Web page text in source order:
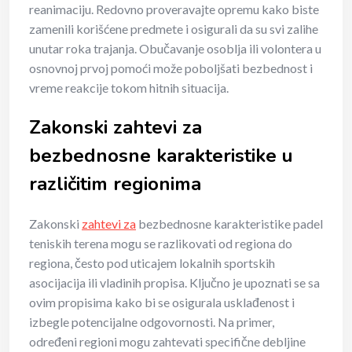
reanimaciju. Redovno proveravajte opremu kako biste
zamenili korišćene predmete i osigurali da su svi zalihe
unutar roka trajanja. Obučavanje osoblja ili volontera u
osnovnoj prvoj pomoći može poboljšati bezbednost i
vreme reakcije tokom hitnih situacija.
Zakonski zahtevi za
bezbednosne karakteristike u
različitim regionima
Zakonski zahtevi za bezbednosne karakteristike padel
teniskih terena mogu se razlikovati od regiona do
regiona, često pod uticajem lokalnih sportskih
asocijacija ili vladinih propisa. Ključno je upoznati se sa
ovim propisima kako bi se osigurala usklađenost i
izbegle potencijalne odgovornosti. Na primer,
određeni regioni mogu zahtevati specifične debljine